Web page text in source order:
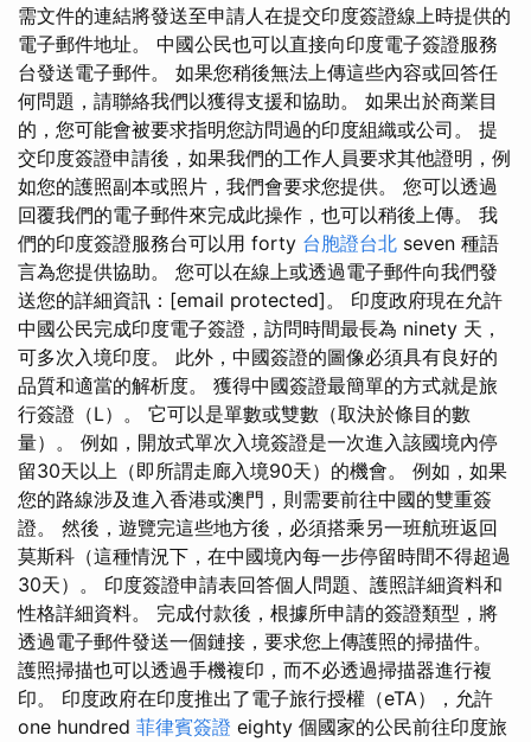
需文件的連結將發送至申請人在提交印度簽證線上時提供的
電子郵件地址。 中國公民也可以直接向印度電子簽證服務
台發送電子郵件。 如果您稍後無法上傳這些內容或回答任
何問題，請聯絡我們以獲得支援和協助。 如果出於商業目
的，您可能會被要求指明您訪問過的印度組織或公司。 提
交印度簽證申請後，如果我們的工作人員要求其他證明，例
如您的護照副本或照片，我們會要求您提供。 您可以透過
回覆我們的電子郵件來完成此操作，也可以稍後上傳。 我
們的印度簽證服務台可以用 forty 台胞證台北 seven 種語
言為您提供協助。 您可以在線上或透過電子郵件向我們發
送您的詳細資訊：[email protected]。 印度政府現在允許
中國公民完成印度電子簽證，訪問時間最長為 ninety 天，
可多次入境印度。 此外，中國簽證的圖像必須具有良好的
品質和適當的解析度。 獲得中國簽證最簡單的方式就是旅
行簽證（L）。 它可以是單數或雙數（取決於條目的數
量）。 例如，開放式單次入境簽證是一次進入該國境內停
留30天以上（即所謂走廊入境90天）的機會。 例如，如果
您的路線涉及進入香港或澳門，則需要前往中國的雙重簽
證。 然後，遊覽完這些地方後，必須搭乘另一班航班返回
莫斯科（這種情況下，在中國境內每一步停留時間不得超過
30天）。 印度簽證申請表回答個人問題、護照詳細資料和
性格詳細資料。 完成付款後，根據所申請的簽證類型，將
透過電子郵件發送一個鏈接，要求您上傳護照的掃描件。
護照掃描也可以透過手機複印，而不必透過掃描器進行複
印。 印度政府在印度推出了電子旅行授權（eTA），允許
one hundred 菲律賓簽證 eighty 個國家的公民前往印度旅